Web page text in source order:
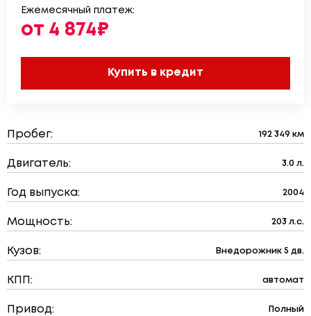
Ежемесячный платеж:
от 4 874₽
Купить в кредит
Пробег: 192 349 км
Двигатель: 3.0 л.
Год выпуска: 2004
Мощность: 203 л.с.
Кузов: Внедорожник 5 дв.
КПП: автомат
Привод: Полный